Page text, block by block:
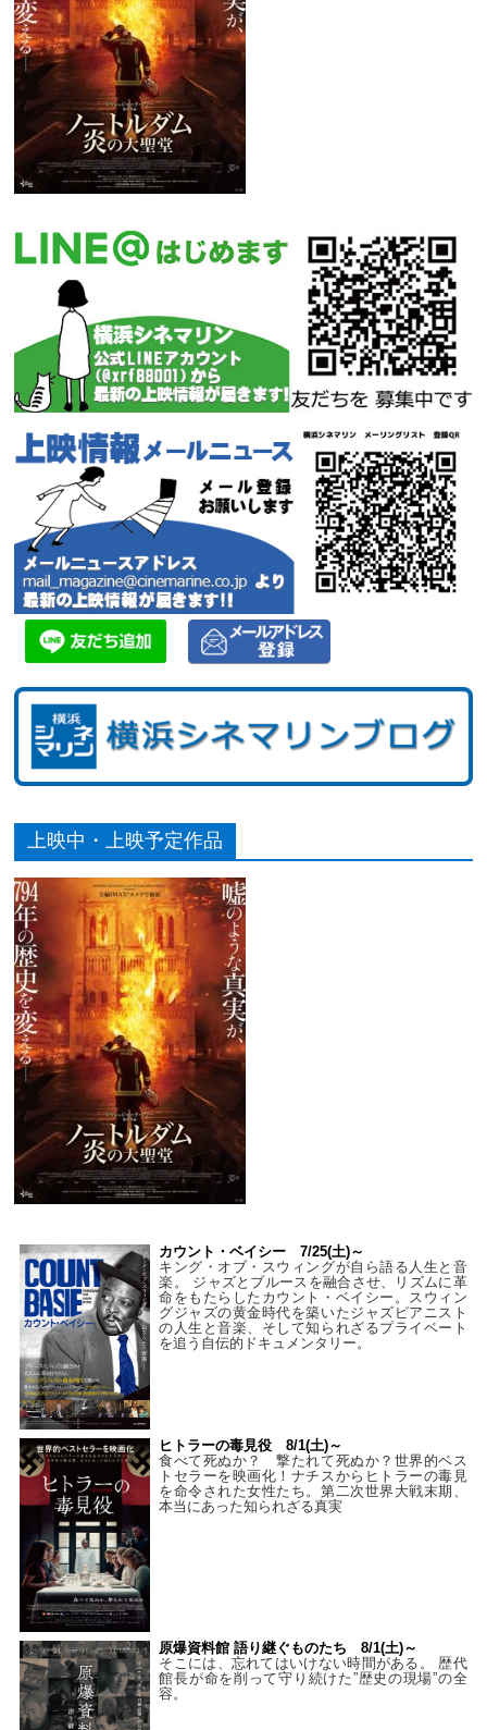
上映中・上映予定作品
カウント・ベイシー 7/25(土)～
キング・オブ・スウィングが自ら語る人生と音
楽。 ジャズとブルースを融合させ、リズムに革
命をもたらしたカウント・ベイシー。スウィン
グジャズの黄金時代を築いたジャズピアニスト
の人生と音楽、そして知られざるプライベート
を追う自伝的ドキュメンタリー。
ヒトラーの毒見役 8/1(土)～
食べて死ぬか？ 撃たれて死ぬか？世界的ベス
トセラーを映画化！ナチスからヒトラーの毒見
を命令された女性たち。第二次世界大戦末期、
本当にあった知られざる真実
原爆資料館 語り継ぐものたち 8/1(土)～
そこには、忘れてはいけない時間がある。 歴代
館長が命を削って守り続けた”歴史の現場”の全
容。